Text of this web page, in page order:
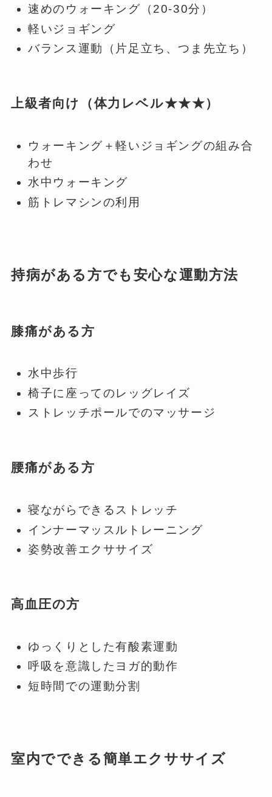
速めのウォーキング（20-30分）
軽いジョギング
バランス運動（片足立ち、つま先立ち）
上級者向け（体力レベル★★★）
ウォーキング＋軽いジョギングの組み合
わせ
水中ウォーキング
筋トレマシンの利用
持病がある方でも安心な運動方法
膝痛がある方
水中歩行
椅子に座ってのレッグレイズ
ストレッチポールでのマッサージ
腰痛がある方
寝ながらできるストレッチ
インナーマッスルトレーニング
姿勢改善エクササイズ
高血圧の方
ゆっくりとした有酸素運動
呼吸を意識したヨガ的動作
短時間での運動分割
室内でできる簡単エクササイズ